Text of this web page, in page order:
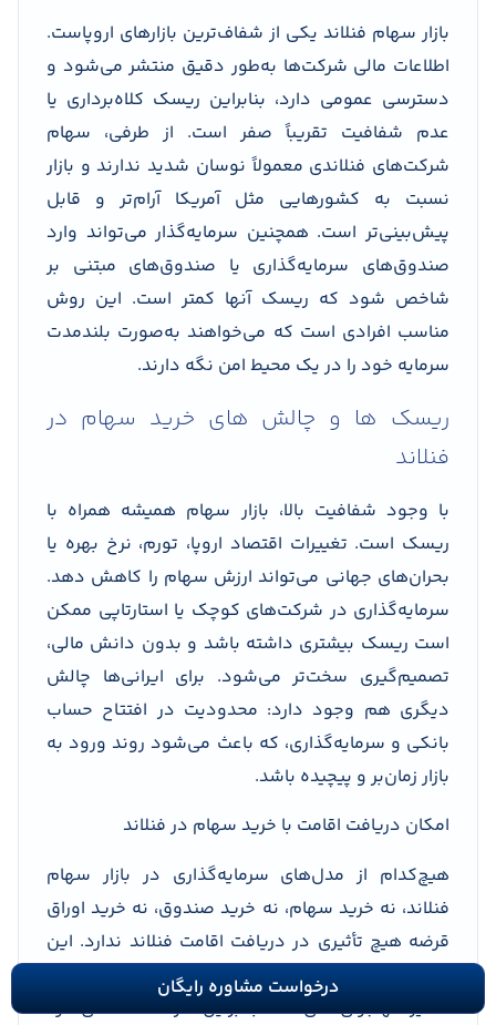
بازار سهام فنلاند یکی از شفاف‌ترین بازارهای اروپاست.
اطلاعات مالی شرکت‌ها به‌طور دقیق منتشر می‌شود و
دسترسی عمومی دارد، بنابراین ریسک کلاه‌برداری یا
عدم شفافیت تقریباً صفر است. از طرفی، سهام
شرکت‌های فنلاندی معمولاً نوسان شدید ندارند و بازار
نسبت به کشورهایی مثل آمریکا آرام‌تر و قابل
پیش‌بینی‌تر است. همچنین سرمایه‌گذار می‌تواند وارد
صندوق‌های سرمایه‌گذاری یا صندوق‌های مبتنی بر
شاخص شود که ریسک آنها کمتر است. این روش
مناسب افرادی است که می‌خواهند به‌صورت بلندمدت
سرمایه خود را در یک محیط امن نگه دارند.
ریسک ها و چالش های خرید سهام در
فنلاند
با وجود شفافیت بالا، بازار سهام همیشه همراه با
ریسک است. تغییرات اقتصاد اروپا، تورم، نرخ بهره یا
بحران‌های جهانی می‌تواند ارزش سهام را کاهش دهد.
سرمایه‌گذاری در شرکت‌های کوچک یا استارتاپی ممکن
است ریسک بیشتری داشته باشد و بدون دانش مالی،
تصمیم‌گیری سخت‌تر می‌شود. برای ایرانی‌ها چالش
دیگری هم وجود دارد: محدودیت در افتتاح حساب
بانکی و سرمایه‌گذاری، که باعث می‌شود روند ورود به
بازار زمان‌بر و پیچیده باشد.
امکان دریافت اقامت با خرید سهام در فنلاند
هیچ‌کدام از مدل‌های سرمایه‌گذاری در بازار سهام
فنلاند، نه خرید سهام، نه خرید صندوق، نه خرید اوراق
قرضه هیچ تأثیری در دریافت اقامت فنلاند ندارد. این
روش تنها یک اقدام مالی است و دولت فنلاند آن را
مسیر مهاجرتی نمی‌داند. بنابراین اگر هدف اصلی فرد
درخواست مشاوره رایگان